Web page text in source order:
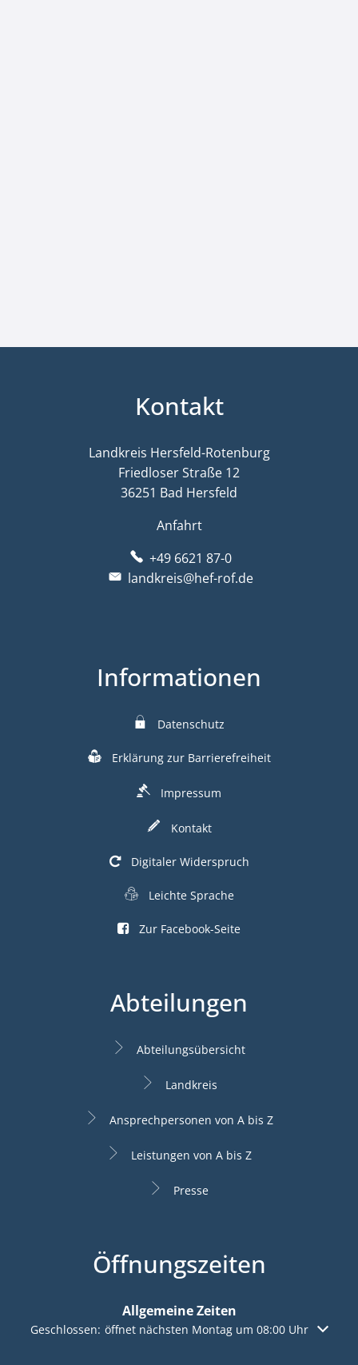
Kontakt
Landkreis Hersfeld-Rotenburg
Friedloser Straße 12
36251 Bad Hersfeld
Anfahrt
+49 6621 87-0
landkreis@hef-rof.de
Informationen
Datenschutz
Erklärung zur Barrierefreiheit
Impressum
Kontakt
Digitaler Widerspruch
Leichte Sprache
Zur Facebook-Seite
Abteilungen
Abteilungsübersicht
Landkreis
Ansprechpersonen von A bis Z
Leistungen von A bis Z
Presse
Öffnungszeiten
Allgemeine Zeiten
Klicken, um weitere Öffnungs- oder Schließzeiten
Geschlossen: öffnet nächsten Montag um 08:00 Uhr